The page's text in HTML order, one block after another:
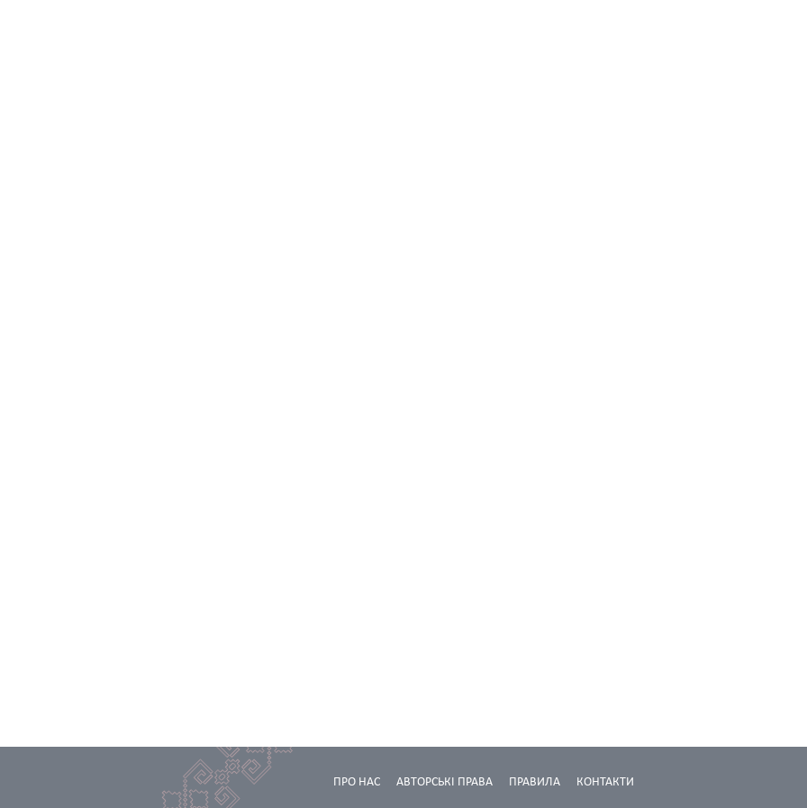
КОНТАКТИ
ПРАВИЛА
АВТОРСЬКІ ПРАВА
ПРО НАС